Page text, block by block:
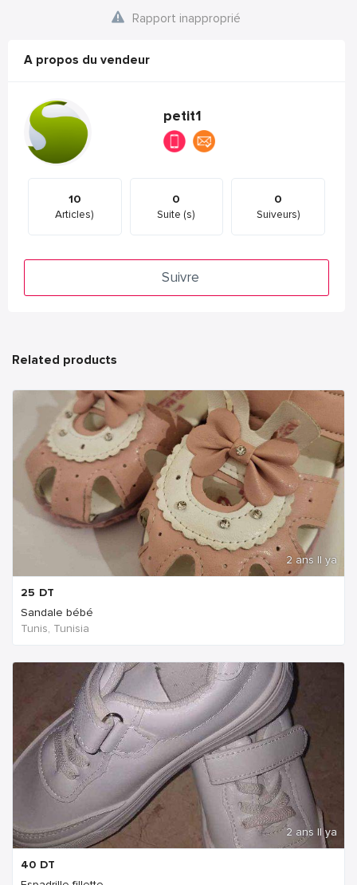
Rapport inapproprié
A propos du vendeur
petit1
10
Articles)
0
Suite (s)
0
Suiveurs)
Suivre
Related products
2 ans Il ya
25 DT
Sandale bébé
Tunis, Tunisia
2 ans Il ya
40 DT